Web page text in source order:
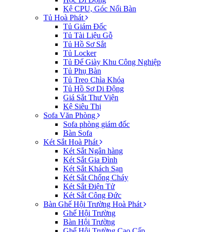
Kệ CPU, Góc Nối Bàn
Tủ Hoà Phát
Tủ Giám Đốc
Tủ Tài Liệu Gỗ
Tủ Hồ Sơ Sắt
Tủ Locker
Tủ Để Giày Khu Công Nghiệp
Tủ Phụ Bàn
Tủ Treo Chìa Khóa
Tủ Hồ Sơ Di Động
Giá Sắt Thư Viện
Kệ Siêu Thị
Sofa Văn Phòng
Sofa phòng giám đốc
Bàn Sofa
Két Sắt Hoà Phát
Két Sắt Ngân hàng
Két Sắt Gia Đình
Két Sắt Khách Sạn
Két Sắt Chống Cháy
Két Sắt Điện Tử
Két Sắt Công Đức
Bàn Ghế Hội Trường Hoà Phát
Ghế Hội Trường
Bàn Hội Trường